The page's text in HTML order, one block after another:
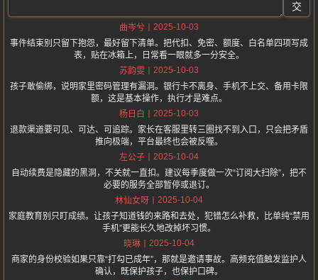
交
曲岑兮
2025-10-03
事件结束别只留下抱怨，最好留下清单。把代扣、免密、额度、白名单四项写成
表，贴在冰箱上，日常看一眼就多一分安全。
苏韵雯
2025-10-03
孩子敢偷绑，说明家里密码管理有漏洞。银行卡不离身、手机不上交、备用卡限
额，这是基本操作，执行才是难点。
杨日白
2025-10-03
退款渠道要可见、可达、可追踪。家长在客服里转三圈找不到入口，只会把矛盾
推向极端，平台最终也会被反噬。
左公子
2025-10-04
自动续费是隐藏的黑洞，不关就一直扣。建议每季度做一次“订阅大扫除”，把不
必要的服务全部暂停或退订。
林仙女呀
2025-10-04
家庭教育别只盯成绩。让孩子知道钱的来路和去处，犯错怎么补救，比单纯“禁用
手机”更能长久地改掉坏习惯。
晓琳
2025-10-04
商家的身份校验如果只靠“打勾已成年”，那就是邀请事故。高频充值触发监护人
确认，既保护孩子，也保护口碑。